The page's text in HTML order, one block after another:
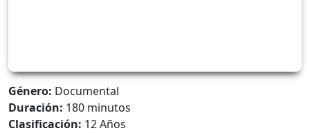
Género: Documental
Duración: 180 minutos
Clasificación: 12 Años